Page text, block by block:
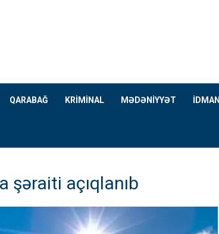
QARABAĞ KRİMİNAL MƏDƏNİYYƏT İDMAN
şəraiti açıqlanıb